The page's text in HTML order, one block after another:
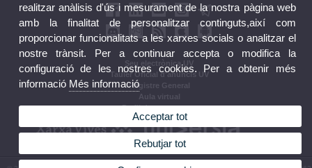
Seu electrònica UV
Tauler Oficial d'anuncis UV
Registre General
Aula virtual
Perfil de contractant
realitzar anàlisis d'ús i mesurament de la nostra pàgina web
amb la finalitat de personalitzar continguts,així com
proporcionar funcionalitats a les xarxes socials o analitzar el
nostre trànsit. Per a continuar accepta o modifica la
configuració de les nostres cookies. Per a obtenir més
informació Més informació
Acceptar tot
Rebutjar tot